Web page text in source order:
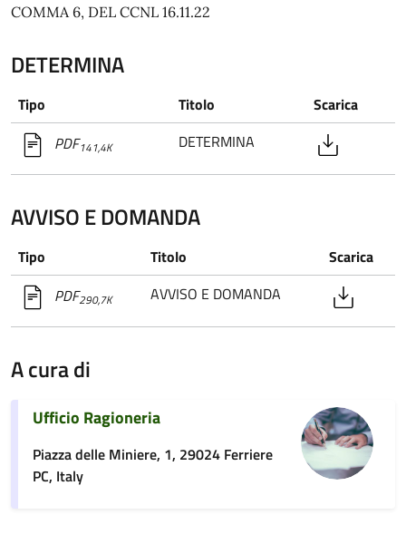
COMMA 6, DEL CCNL 16.11.22
DETERMINA
Tipo Titolo
Scarica
PDF141,4K DETERMINA
AVVISO E DOMANDA
Tipo Titolo
Scarica
PDF290,7K AVVISO E DOMANDA
A cura di
Ufficio Ragioneria
Piazza delle Miniere, 1, 29024 Ferriere
PC, Italy